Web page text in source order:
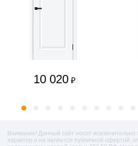
10 020 ₽
Внимание! Данный сайт носит
характер и не является публичной офертой,